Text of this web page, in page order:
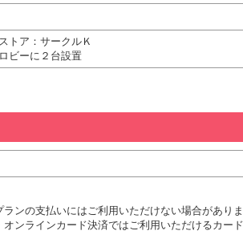
トア：サークルＫ
ビーに２台設置
ンの支払いにはご利用いただけない場合がありま
オンラインカード決済ではご利用いただけるカー